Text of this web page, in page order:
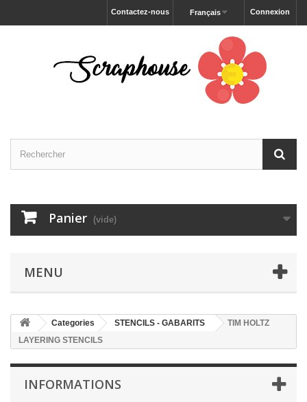
Connexion
Français
Contactez-nous
Panier (vide)
MENU
Categories STENCILS - GABARITS
TIM HOLTZ
LAYERING STENCILS
INFORMATIONS